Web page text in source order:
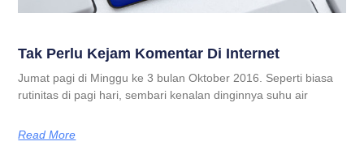
Tak Perlu Kejam Komentar Di Internet
Jumat pagi di Minggu ke 3 bulan Oktober 2016. Seperti biasa
rutinitas di pagi hari, sembari kenalan dinginnya suhu air
Read More